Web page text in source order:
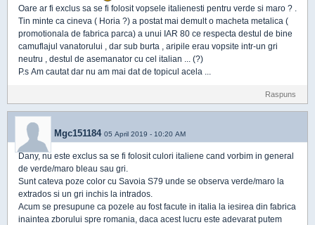
Oare ar fi exclus sa se fi folosit vopsele italienesti pentru verde si maro ? .
Tin minte ca cineva ( Horia ?) a postat mai demult o macheta metalica (
promotionala de fabrica parca) a unui IAR 80 ce respecta destul de bine
camuflajul vanatorului , dar sub burta , aripile erau vopsite intr-un gri
neutru , destul de asemanator cu cel italian ... (?)
P.s Am cautat dar nu am mai dat de topicul acela ...
Raspuns
Mgc151184 05 April 2019 - 10:20 AM
Dany, nu este exclus sa se fi folosit culori italiene cand vorbim in general
de verde/maro bleau sau gri.
Sunt cateva poze color cu Savoia S79 unde se observa verde/maro la
extrados si un gri inchis la intrados.
Acum se presupune ca pozele au fost facute in italia la iesirea din fabrica
inaintea zborului spre romania, daca acest lucru este adevarat putem